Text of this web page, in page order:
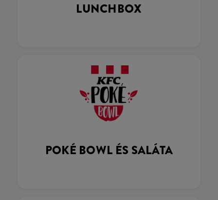
LUNCHBOX
POKÉ BOWL ÉS SALÁTA